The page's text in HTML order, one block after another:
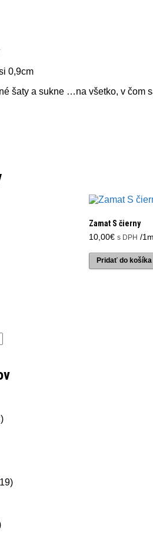
0,9cm
šaty a sukne …na všetko, v
Zamat S čierny
10,00€ s DPH /
Pridať do košíka